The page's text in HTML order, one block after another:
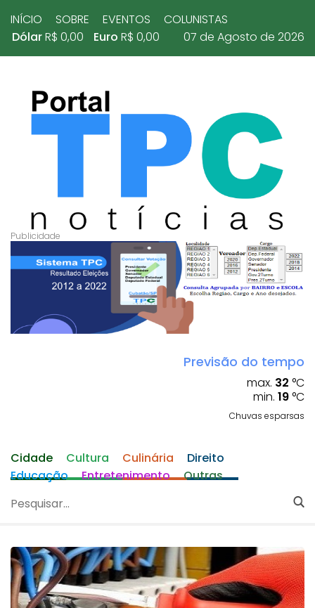
INÍCIO SOBRE EVENTOS
COLUNISTAS
DólarR$ 0,00 Euro R$ 0,00 07 de Agosto de 2026
Previsão do tempo
max. 32 °C
min. 19 °C
Chuvas esparsas
Cidade Cultura Culinária
Direito
Educação
Entretenimento Outras